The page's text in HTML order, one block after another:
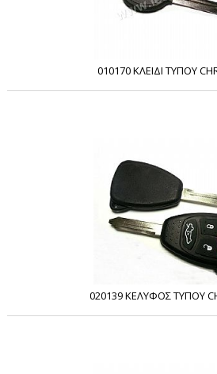
010170 ΚΛΕΙΔΙ ΤΥΠΟΥ
020139 ΚΕΛΥΦΟΣ ΤΥΠΟΥ